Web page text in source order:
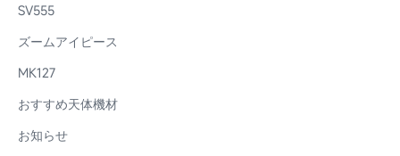
SV555
ズームアイピース
MK127
おすすめ天体機材
お知らせ